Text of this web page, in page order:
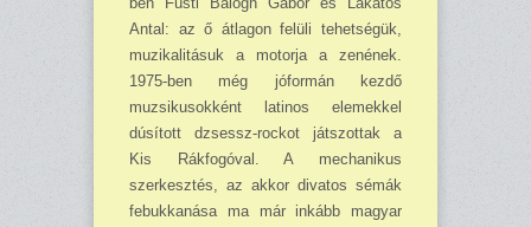
Antal: az ő átlagon felüli tehetségük,
muzikali­tásuk a motorja a zenének.
1975-ben még jóformán kez­dő
muzsikusokként latinos elemekkel
dúsított dzsessz-rockot játszottak a
Kis Rák­fogóval. A mechanikus
szerkesztés, az akkor diva­tos sémák
febukkanása ma már inkább magyar